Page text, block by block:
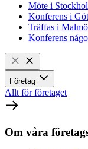
Möte i
Konferens i
Träffas i Malmö
Konferens
Företag
Allt för företaget
Om våra